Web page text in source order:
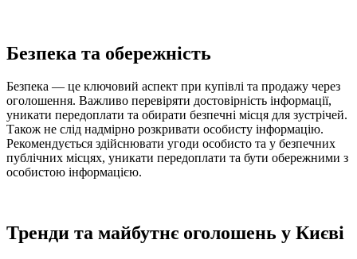
Безпека та обережність
Безпека — це ключовий аспект при купівлі та продажу через
оголошення. Важливо перевіряти достовірність інформації,
уникати передоплати та обирати безпечні місця для зустрічей.
Також не слід надмірно розкривати особисту інформацію.
Рекомендується здійснювати угоди особисто та у безпечних
публічних місцях, уникати передоплати та бути обережними з
особистою інформацією.
Тренди та майбутнє оголошень у Києві